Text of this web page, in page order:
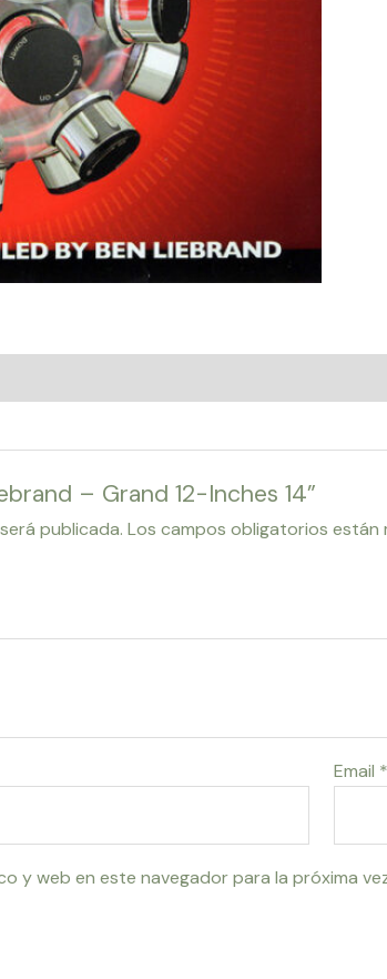
– Grand 12-Inches 14”
publicada. Los campos obligatorios están
Email *
y web en este navegador para la próxima